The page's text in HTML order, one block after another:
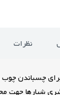
نظرات
شیارها جهت